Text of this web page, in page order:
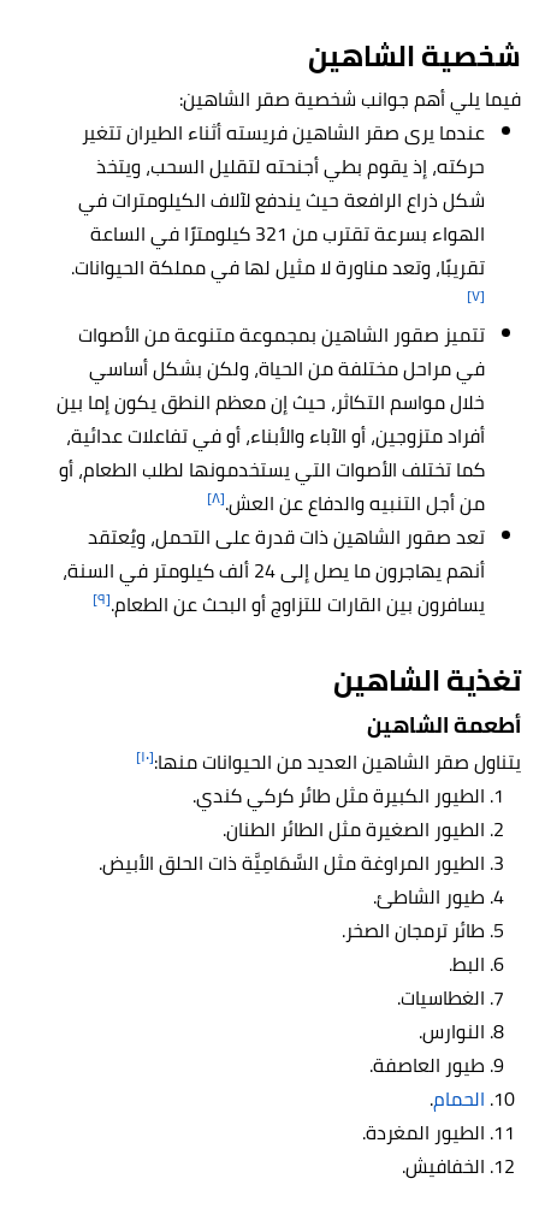
شخصيةالشاهين
فيما يلي أهم جوانب شخصية صقر الشاهين:
عندما يرى صقر الشاهين فريسته أثناء الطيران تتغير
حركته، إذ يقوم بطي أجنحته لتقليل السحب، ويتخذ
شكل ذراع الرافعة حيث يندفع لآلاف الكيلومترات في
الهواء بسرعة تقترب من 321 كيلومترًا في الساعة
تقريبًا، وتعد مناورة لا مثيل لها في مملكة الحيوانات.
[٧]
تتميز صقور الشاهين بمجموعة متنوعة من الأصوات
في مراحل مختلفة من الحياة، ولكن بشكل أساسي
خلال مواسم التكاثر، حيث إن معظم النطق يكون إما بين
أفراد متزوجين، أو الآباء والأبناء، أو في تفاعلات عدائية،
كما تختلف الأصوات التي يستخدمونها لطلب الطعام، أو
من أجل التنبيه والدفاع عن العش.[٨]
تعد صقور الشاهين ذات قدرة على التحمل، ويُعتقد
أنهم يهاجرون ما يصل إلى 24 ألف كيلومتر في السنة،
يسافرون بين القارات للتزاوج أو البحث عن الطعام.[٩]
تغذيةالشاهين
أطعمةالشاهين
يتناول صقر الشاهين العديد من الحيوانات منها:[١٠]
الطيور الكبيرة مثل طائر كركي كندي.
الطيور الصغيرة مثل الطائر الطنان.
الطيور المراوغة مثل السَّمَامِيَّة ذات الحلق الأبيض.
طيور الشاطئ.
طائر ترمجان الصخر.
البط.
الغطاسيات.
النوارس.
طيور العاصفة.
الحمام.
الطيور المغردة.
الخفافيش.